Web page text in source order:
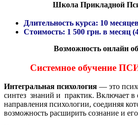
Школа Прикладной
Длительность курса: 10
Стоимость: 1 500 грн. в месяц
Возможность онлайн
Системное обучение
Интегральная психология — это
синтез знаний и практик. Включает в
направления психологии, соединяя
возможность расширить сознание и